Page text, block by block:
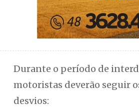
Durante o período de
motoristas deverão seguir
desvios: